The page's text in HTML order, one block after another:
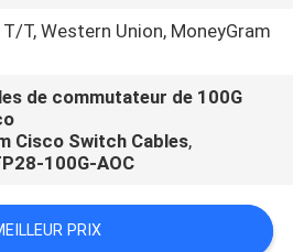
T/T, Western Union, MoneyGram
de commutateur de 100G
Cisco Switch Cables,
100G-AOC
PRIX